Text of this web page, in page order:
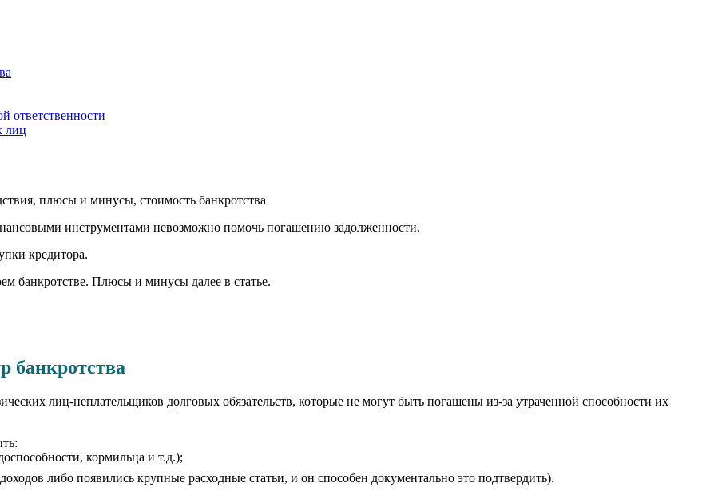
ответственности
лиц
инструментами невозможно помочь погашению задолженности.
кредитора.
банкротстве. Плюсы и минусы далее в статье.
банкротства
лиц-неплательщиков долговых обязательств, которые не могут быть погашены из-за утраченной способности их
кормильца и т.д.);
либо появились крупные расходные статьи, и он способен документально это подтвердить).